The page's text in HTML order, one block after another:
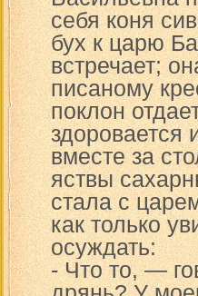
себя коня
бух к царю
встречает;
писаному
поклон
здоровается
вместе за
яствы
стала с
как только
осуждать:
- Что то, —